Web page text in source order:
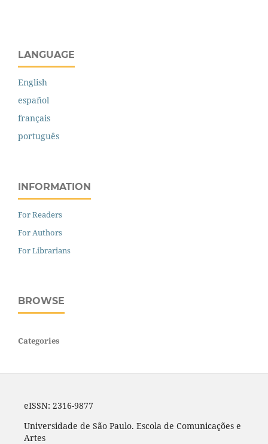
LANGUAGE
English
español
français
português
INFORMATION
For Readers
For Authors
For Librarians
BROWSE
Categories
eISSN: 2316-9877
Universidade de São Paulo. Escola de Comunicações e
Artes